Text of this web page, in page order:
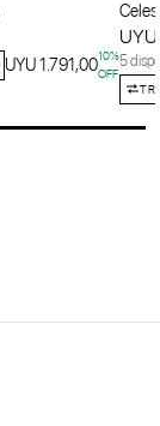
UYU 1.791,0010%
OFF
5